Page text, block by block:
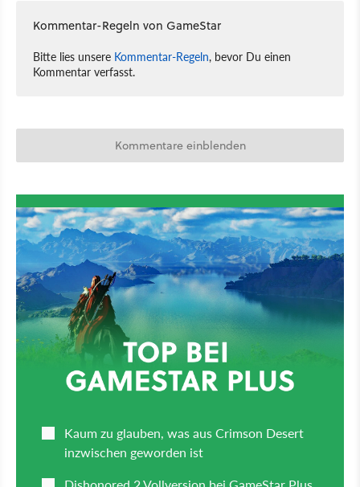
Kommentar-Regeln von GameStar
Bitte lies unsere Kommentar-Regeln, bevor Du einen
Kommentar verfasst.
Kommentare einblenden